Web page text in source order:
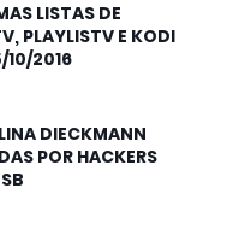
LISTAS DE
PLAYLISTV E KODI
10/2016
DIECKMANN
POR HACKERS